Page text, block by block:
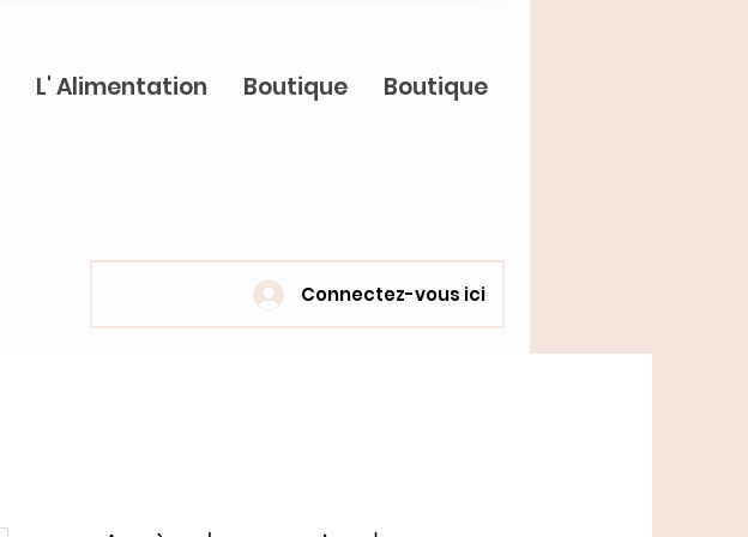
L' Alimentation Boutique Boutique
Connectez-vous ici